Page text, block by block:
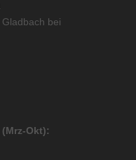
Gladbach bei
Okt):